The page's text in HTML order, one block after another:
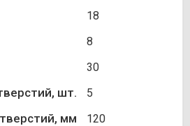
18
8
30
шт. 5
мм 120